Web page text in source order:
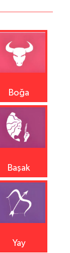
Boğa
Başak
Yay